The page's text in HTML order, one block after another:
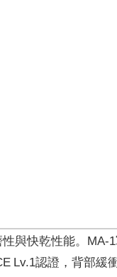
與快乾性能。MA-
Lv.1認證，背部緩